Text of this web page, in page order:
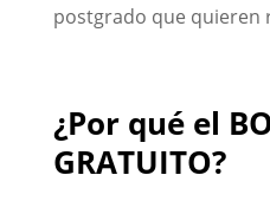
postgrado que quieren
¿Por qué el
GRATUITO?